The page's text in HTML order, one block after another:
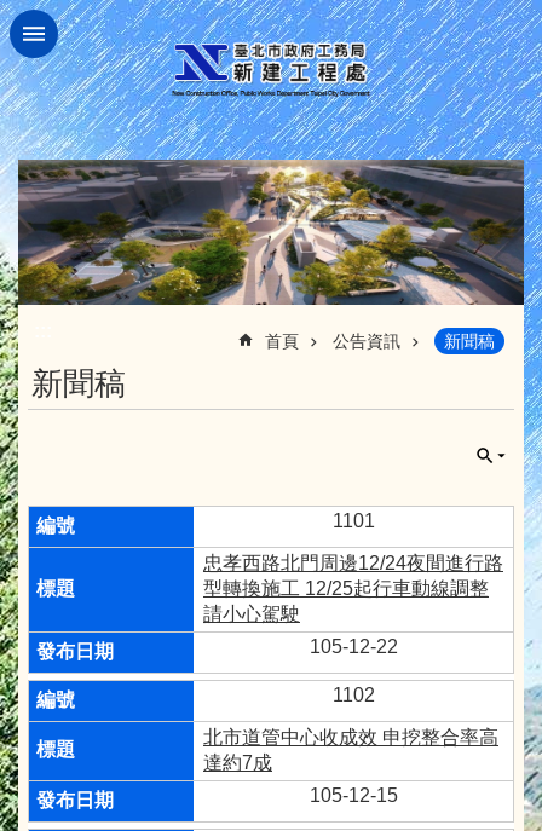
跳到主要內容區塊
首頁 公告資訊 新聞稿
新聞稿
1101
忠孝西路北門周邊12/24夜間進行路
型轉換施工 12/25起行車動線調整
請小心駕駛
105-12-22
1102
北市道管中心收成效 申挖整合率高
達約7成
105-12-15